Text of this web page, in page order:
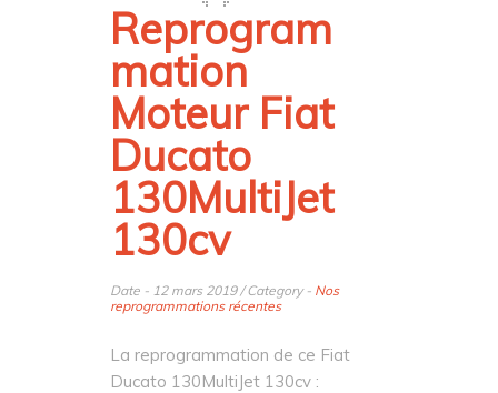
Reprogram
mation
Moteur Fiat
Ducato
130MultiJet
130cv
Date - 12 mars 2019 / Category - Nos
reprogrammations récentes
La reprogrammation de ce Fiat
Ducato 130MultiJet 130cv :